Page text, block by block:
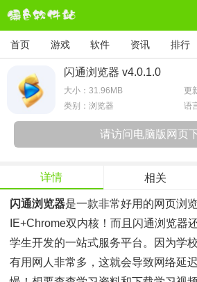
首页 游戏 软件 资讯 排行
闪通浏览器 v4.0.1.0
大小： 31.96MB
更
类别：浏览器
语
请访问电脑版网页
详情 相关
闪通浏览器是一款非常好用的网页浏
IE+chrome双内核！而且闪通浏览器
学生开发的一站式服务平台。因为学
有用网人非常多，这就会导致网络延